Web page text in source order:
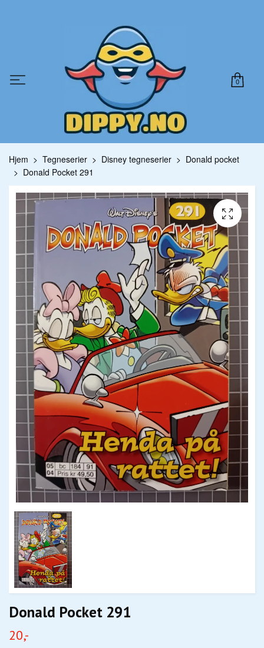
0
Hjem Tegneserier Disney tegneserier
Donald pocket
Donald Pocket 291
Donald Pocket 291
20,-